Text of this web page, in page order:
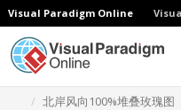
Visual Paradigm Online
北岸风向100%堆叠玫瑰图